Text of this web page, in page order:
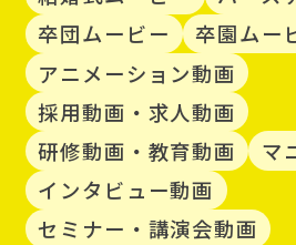
卒団ムービー
卒園ムー
アニメーション動画
採用動画・求人動画
研修動画・教育動画
マ
インタビュー動画
セミナー・講演会動画